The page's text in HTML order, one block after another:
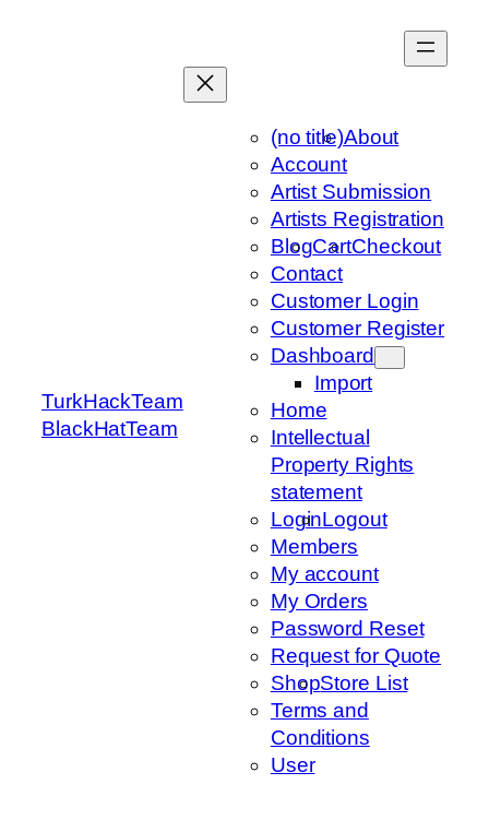
TurkHackTeam
BlackHatTeam
(no title)About
Account
Artist Submission
Artists Registration
BlogCartCheckout
Contact
Customer Login
Customer Register
Dashboard
Import
Home
Intellectual
Property Rights
statement
LoginLogout
Members
My account
My Orders
Password Reset
Request for Quote
ShopStore List
Terms and
Conditions
User